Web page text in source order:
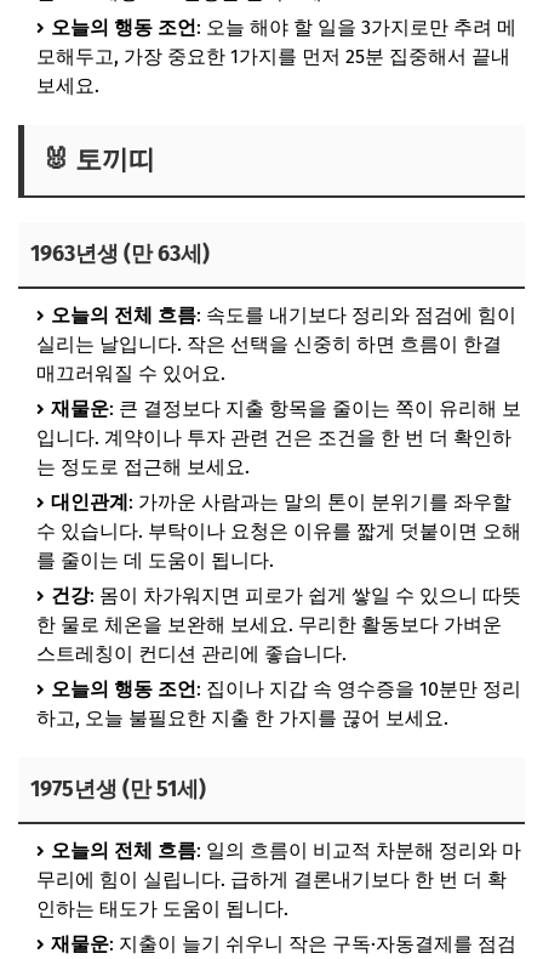
오늘의 행동 조언: 오늘 해야 할 일을 3가지로만 추려 메
모해두고, 가장 중요한 1가지를 먼저 25분 집중해서 끝내
보세요.
🐰 토끼띠
1963년생 (만 63세)
오늘의 전체 흐름: 속도를 내기보다 정리와 점검에 힘이
실리는 날입니다. 작은 선택을 신중히 하면 흐름이 한결
매끄러워질 수 있어요.
재물운: 큰 결정보다 지출 항목을 줄이는 쪽이 유리해 보
입니다. 계약이나 투자 관련 건은 조건을 한 번 더 확인하
는 정도로 접근해 보세요.
대인관계: 가까운 사람과는 말의 톤이 분위기를 좌우할
수 있습니다. 부탁이나 요청은 이유를 짧게 덧붙이면 오해
를 줄이는 데 도움이 됩니다.
건강: 몸이 차가워지면 피로가 쉽게 쌓일 수 있으니 따뜻
한 물로 체온을 보완해 보세요. 무리한 활동보다 가벼운
스트레칭이 컨디션 관리에 좋습니다.
오늘의 행동 조언: 집이나 지갑 속 영수증을 10분만 정리
하고, 오늘 불필요한 지출 한 가지를 끊어 보세요.
1975년생 (만 51세)
오늘의 전체 흐름: 일의 흐름이 비교적 차분해 정리와 마
무리에 힘이 실립니다. 급하게 결론내기보다 한 번 더 확
인하는 태도가 도움이 됩니다.
재물운: 지출이 늘기 쉬우니 작은 구독·자동결제를 점검